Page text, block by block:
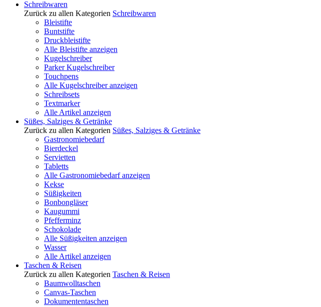
Schreibwaren
Zurück zu allen Kategorien Schreibwaren
Bleistifte
Buntstifte
Druckbleistifte
Alle Bleistifte anzeigen
Kugelschreiber
Parker Kugelschreiber
Touchpens
Alle Kugelschreiber anzeigen
Schreibsets
Textmarker
Alle Artikel anzeigen
Süßes, Salziges & Getränke
Zurück zu allen Kategorien Süßes, Salziges & Getränke
Gastronomiebedarf
Bierdeckel
Servietten
Tabletts
Alle Gastronomiebedarf anzeigen
Kekse
Süßigkeiten
Bonbongläser
Kaugummi
Pfefferminz
Schokolade
Alle Süßigkeiten anzeigen
Wasser
Alle Artikel anzeigen
Taschen & Reisen
Zurück zu allen Kategorien Taschen & Reisen
Baumwolltaschen
Canvas-Taschen
Dokumententaschen